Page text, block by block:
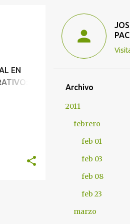
EN
Archivo
2011
febrero
feb 01
feb 03
feb 08
feb 23
marzo